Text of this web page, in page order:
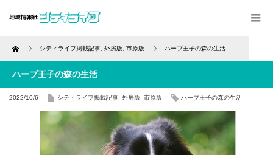
Home シティライフ掲載記事 外房版 市原版 ハーブ王子の森の生活
ハーブ王子の森の生活
2022/10/6 シティライフ掲載記事 外房版 市原版 ハーブ王子の森の生活